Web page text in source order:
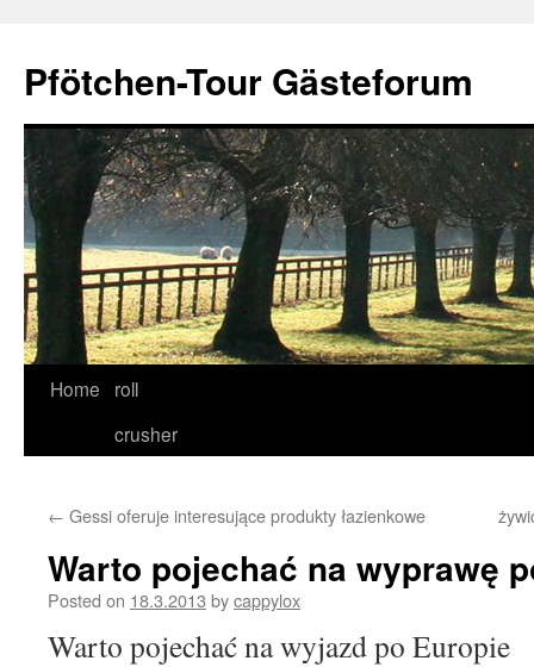
content
Pfötchen-Tour Gästeforum
Home
roll
crusher
← Gessi oferuje interesujące produkty łazienkowe
Warto pojechać na wyprawę
Posted on 18.3.2013 bycappylox
Warto pojechać na wyjazd po Europie